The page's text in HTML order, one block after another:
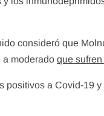
consideró que
a moderadoque
a Covid-19